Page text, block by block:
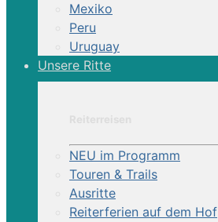
Mexiko
Peru
Uruguay
Unsere Ritte
NEU im Programm
Touren & Trails
Ausritte
Reiterferien auf dem Hof